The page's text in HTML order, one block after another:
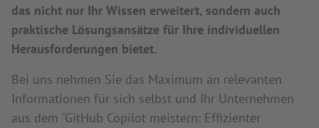
das nicht nur Ihr Wissen erweitert, sondern auch
praktische Lösungsansätze für Ihre individuellen
Herausforderungen bietet.
Bei uns nehmen Sie das Maximum an relevanten
Informationen für sich selbst und Ihr Unternehmen
aus dem "GitHub Copilot meistern: Effizienter